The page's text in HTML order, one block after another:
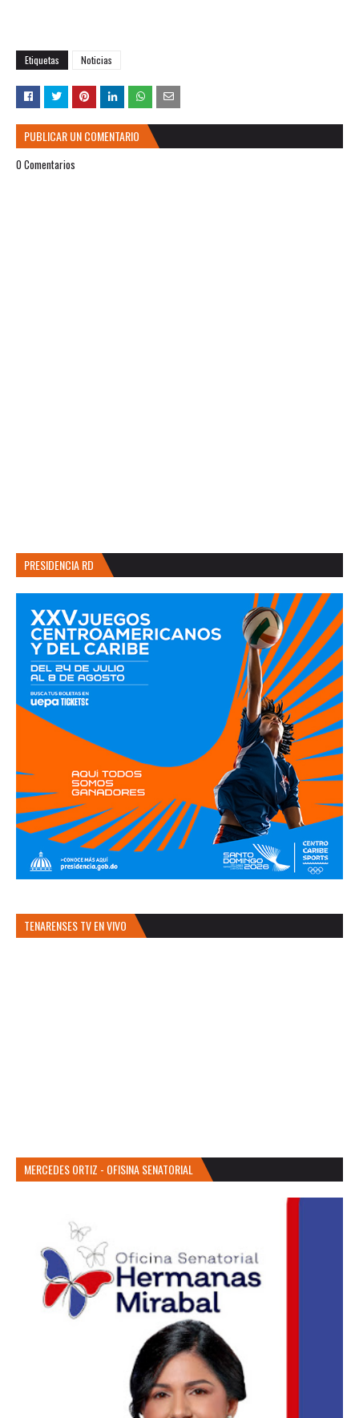
Etiquetas Noticias
PUBLICAR UN COMENTARIO
0 Comentarios
PRESIDENCIA RD
TENARENSES TV EN VIVO
MERCEDES ORTIZ - OFISINA SENATORIAL